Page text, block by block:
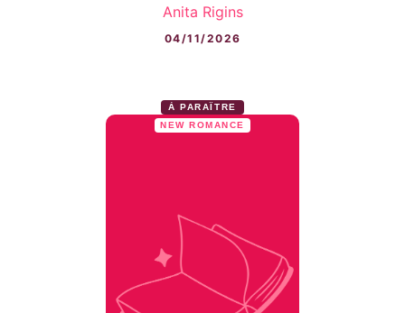
Anita Rigins
04/11/2026
À PARAÎTRE
NEW ROMANCE